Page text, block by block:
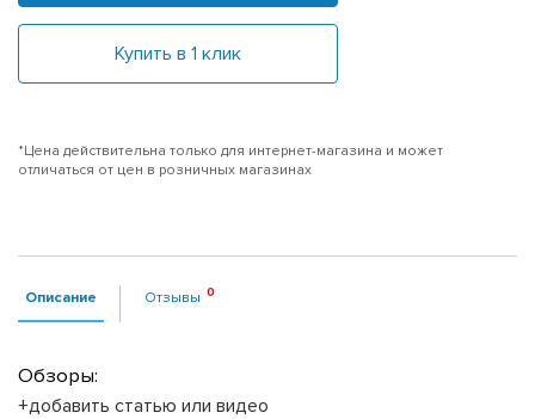
Купить в 1 клик
*Цена действительна только для интернет-магазина и может
отличаться от цен в розничных магазинах
Описание Отзывы
Обзоры:
+добавить статью или видео